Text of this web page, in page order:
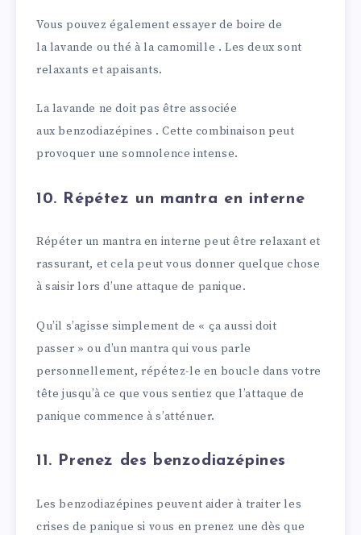
Vous pouvez également essayer de boire de
la lavande ou thé à la camomille . Les deux sont
relaxants et apaisants.
La lavande ne doit pas être associée
aux benzodiazépines . Cette combinaison peut
provoquer une somnolence intense.
10. Répétez un mantra en interne
Répéter un mantra en interne peut être relaxant et
rassurant, et cela peut vous donner quelque chose
à saisir lors d’une attaque de panique.
Qu’il s’agisse simplement de « ça aussi doit
passer » ou d’un mantra qui vous parle
personnellement, répétez-le en boucle dans votre
tête jusqu’à ce que vous sentiez que l’attaque de
panique commence à s’atténuer.
11. Prenez des benzodiazépines
Les benzodiazépines peuvent aider à traiter les
crises de panique si vous en prenez une dès que